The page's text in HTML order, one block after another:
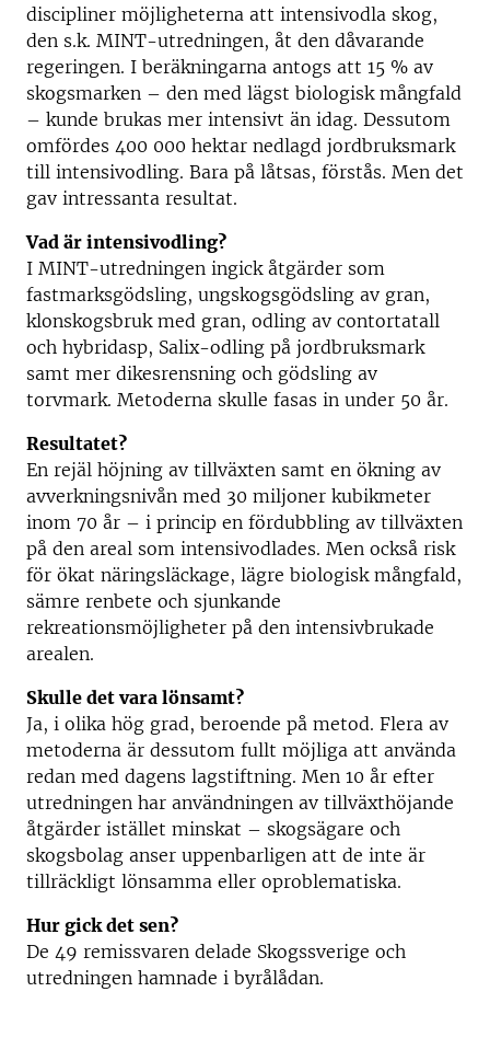
discipliner möjligheterna att intensivodla skog,
den s.k. MINT-utredningen, åt den dåvarande
regeringen. I beräkningarna antogs att 15 % av
skogsmarken – den med lägst biologisk mångfald
– kunde brukas mer intensivt än idag. Dessutom
omfördes 400 000 hektar nedlagd jordbruksmark
till intensivodling. Bara på låtsas, förstås. Men det
gav intressanta resultat.
Vad är intensivodling?
I MINT-utredningen ingick åtgärder som
fastmarksgödsling, ungskogsgödsling av gran,
klonskogsbruk med gran, odling av contortatall
och hybridasp, Salix-odling på jordbruksmark
samt mer dikesrensning och gödsling av
torvmark. Metoderna skulle fasas in under 50 år.
Resultatet?
En rejäl höjning av tillväxten samt en ökning av
avverkningsnivån med 30 miljoner kubikmeter
inom 70 år – i princip en fördubbling av tillväxten
på den areal som intensivodlades. Men också risk
för ökat näringsläckage, lägre biologisk mångfald,
sämre renbete och sjunkande
rekreationsmöjligheter på den intensivbrukade
arealen.
Skulle det vara lönsamt?
Ja, i olika hög grad, beroende på metod. Flera av
metoderna är dessutom fullt möjliga att använda
redan med dagens lagstiftning. Men 10 år efter
utredningen har användningen av tillväxthöjande
åtgärder istället minskat – skogsägare och
skogsbolag anser uppenbarligen att de inte är
tillräckligt lönsamma eller oproblematiska.
Hur gick det sen?
De 49 remissvaren delade Skogssverige och
utredningen hamnade i byrålådan.